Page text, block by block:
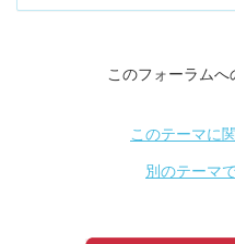
このフォーラム
このテーマに
別のテーマ